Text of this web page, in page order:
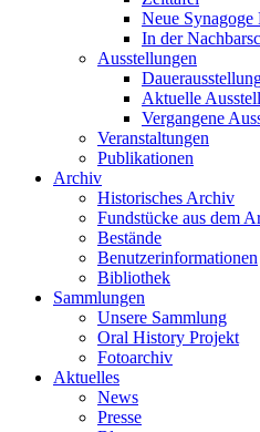
Neue
In der
Ausstellungen
Aktuelle
Vergangene
Veranstaltungen
Publikationen
Archiv
Historisches Archiv
Fundstücke aus dem
Bestände
Benutzerinformationen
Bibliothek
Sammlungen
Unsere Sammlung
Oral History Projekt
Fotoarchiv
Aktuelles
News
Presse